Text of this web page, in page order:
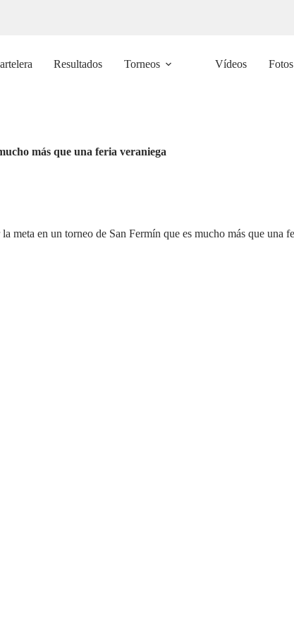
Resultados Torneos Vídeos Fotos
más que una feria veraniega